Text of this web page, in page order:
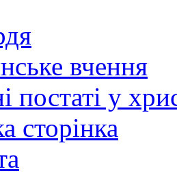
вчення
постаті у
сторінка